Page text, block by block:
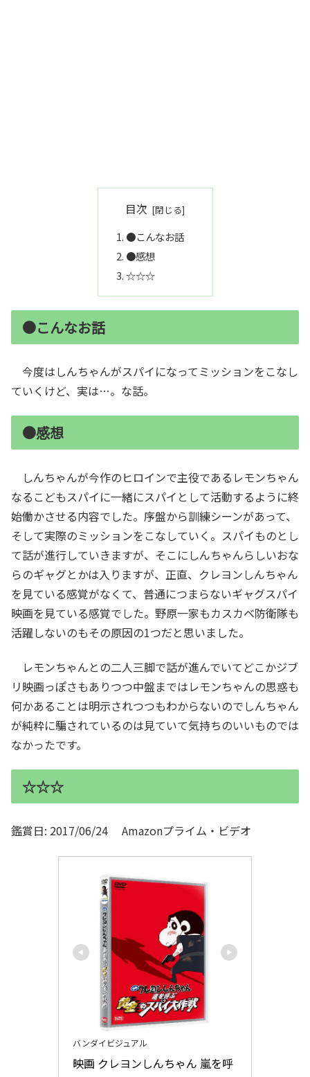
目次
●こんなお話
●感想
☆☆☆
●こんなお話
今度はしんちゃんがスパイになってミッションをこなし
ていくけど、実は…。な話。
●感想
しんちゃんが今作のヒロインで主役であるレモンちゃん
なるこどもスパイに一緒にスパイとして活動するように終
始働かさせる内容でした。序盤から訓練シーンがあって、
そして実際のミッションをこなしていく。スパイものとし
て話が進行していきますが、そこにしんちゃんらしいおな
らのギャグとかは入りますが、正直、クレヨンしんちゃん
を見ている感覚がなくて、普通につまらないギャグスパイ
映画を見ている感覚でした。野原一家もカスカベ防衛隊も
活躍しないのもその原因の1つだと思いました。
レモンちゃんとの二人三脚で話が進んでいてどこかジブ
リ映画っぽさもありつつ中盤まではレモンちゃんの思惑も
何かあることは明示されつつもわからないのでしんちゃん
が純粋に騙されているのは見ていて気持ちのいいものでは
なかったです。
☆☆☆
鑑賞日: 2017/06/24 Amazonプライム・ビデオ
バンダイビジュアル
映画 クレヨンしんちゃん 嵐を呼